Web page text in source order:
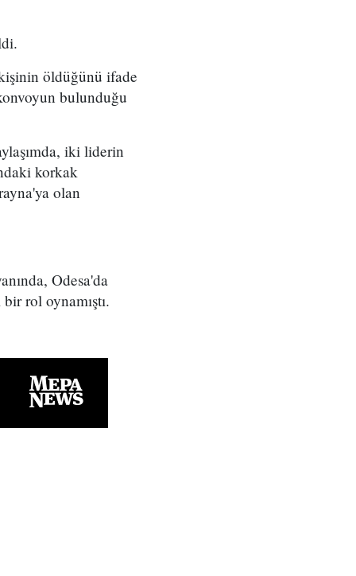
öldüğünü ifade
bulunduğu
iki liderin
korkak
olan
Odesa'da
rol oynamıştı.